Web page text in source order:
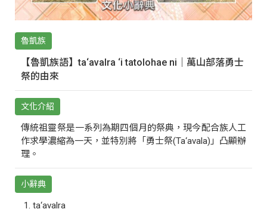
魯凱族
【魯凱族語】ta‘avalra ‘i tatolohae ni｜萬山部落勇士
祭的由來
文化介紹
傳統祖靈祭是一系列為期四個月的祭典，現今配合族人工
作求學濃縮為一天，並特別將「勇士祭(Ta‘avala)」凸顯辦
理。
小辭典
ta‘avalra